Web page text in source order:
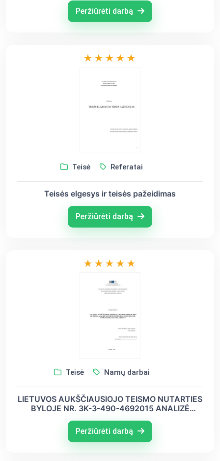
Peržiūrėti darbą
Teisė Referatai
Teisės elgesys ir teisės pažeidimas
Peržiūrėti darbą
Teisė Namų darbai
LIETUVOS AUKŠČIAUSIOJO TEISMO NUTARTIES
BYLOJE NR. 3K-3-490-4692015 ANALIZĖ
TEISĖS NORMŲ TAIKYMO ASPEKTU. Namų
darbas
Peržiūrėti darbą